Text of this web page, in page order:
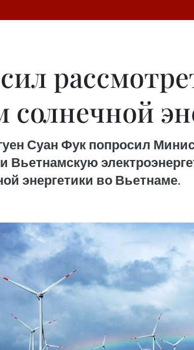
солнечной
Суан Фук попросил
Вьетнамскую
энергетики во Вьетнаме.